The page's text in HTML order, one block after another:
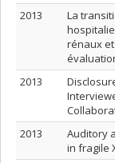
2013
La
rénaux
2013
2013
Auditory
in fragile